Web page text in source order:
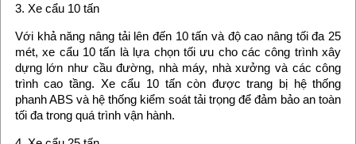
3. Xe cẩu 10 tấn
Với khả năng nâng tải lên đến 10 tấn và độ cao nâng tối đa 25
mét, xe cẩu 10 tấn là lựa chọn tối ưu cho các công trình xây
dựng lớn như cầu đường, nhà máy, nhà xưởng và các công
trình cao tầng. Xe cẩu 10 tấn còn được trang bị hệ thống
phanh ABS và hệ thống kiểm soát tải trọng để đảm bảo an toàn
tối đa trong quá trình vận hành.